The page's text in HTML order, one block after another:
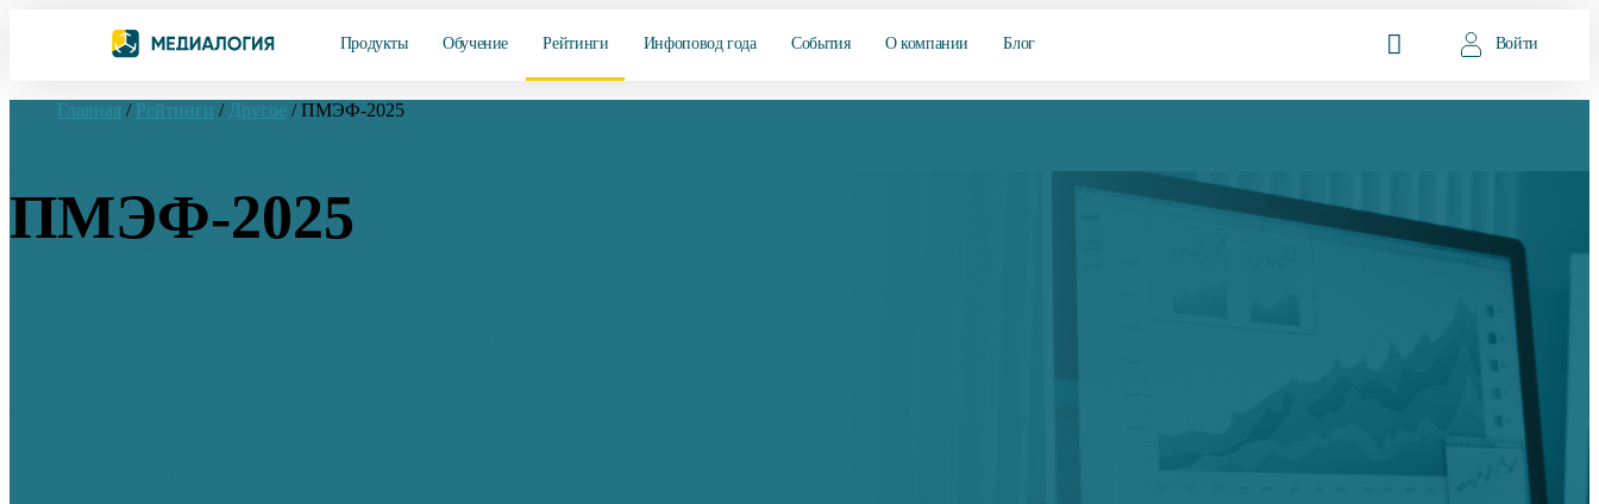
Продукты Обучение Рейтинги Инфоповод года События О компании Блог Войти
Главная / Рейтинги / Другое / ПМЭФ-2025
ПМЭФ-2025